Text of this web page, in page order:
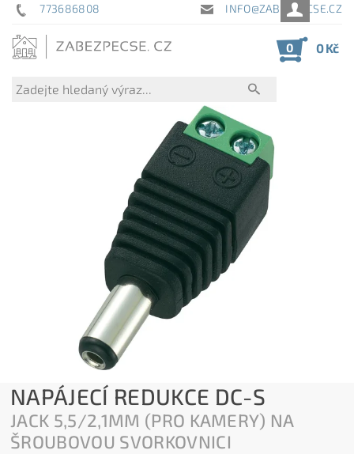
773686808 INFO@ZABEZPECSE.CZ
0 0 Kč
NAPÁJECÍ REDUKCE DC-S
JACK 5,5/2,1MM (PRO KAMERY) NA
ŠROUBOVOU SVORKOVNICI